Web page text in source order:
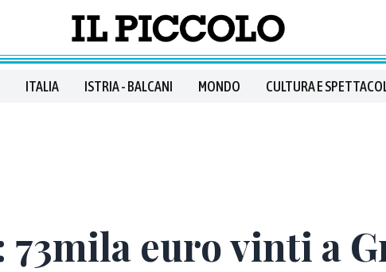
ITALIA ISTRIA - BALCANI MONDO CULTURA E
euro vinti a